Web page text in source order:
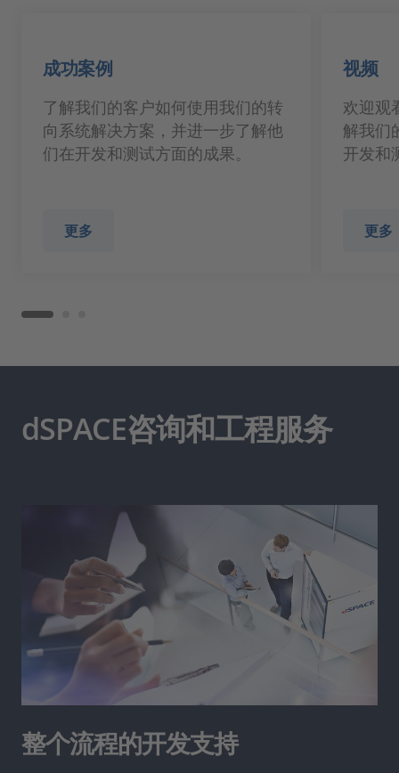
成功案例
了解我们的客户如何使用我们的转
向系统解决方案，并进一步了解他
们在开发和测试方面的成果。
更多
视频
欢迎观
解我们
开发和
更多
dSPACE咨询和工程服务
整个流程的开发支持